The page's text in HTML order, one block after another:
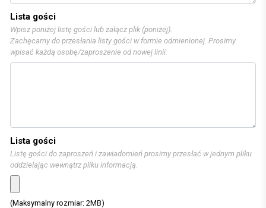
Lista gości
Wpisz poniżej listę gości lub załącz plik (poniżej).
Zachęcamy do przesłania listy gości w formie odmienionej. Prosimy
wpisać każdą osobę/zaproszenie od nowej linii.
Lista gości
Listę gości do zaproszeń i zawiadomień prosimy przesłać w jednym pliku
oddzielając wewnątrz pliku informacją.
(Maksymalny rozmiar: 2MB)